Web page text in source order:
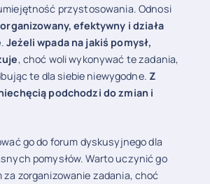
przystosowania. Odnosi
efektywny i działa
.Jeżeli wpada na jakiś pomysł,
, choć woli wykonywać te zadania,
te dla siebie niewygodne. Z
podchodzi do zmian i
go do forum dyskusyjnego dla
pomysłów. Warto uczynić go
za zorganizowanie zadania, choć